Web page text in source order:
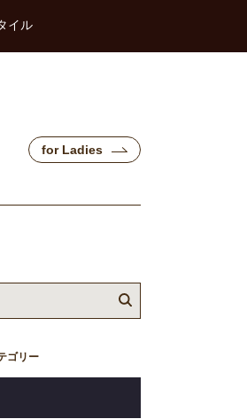
イル
for Ladies
ゴリー